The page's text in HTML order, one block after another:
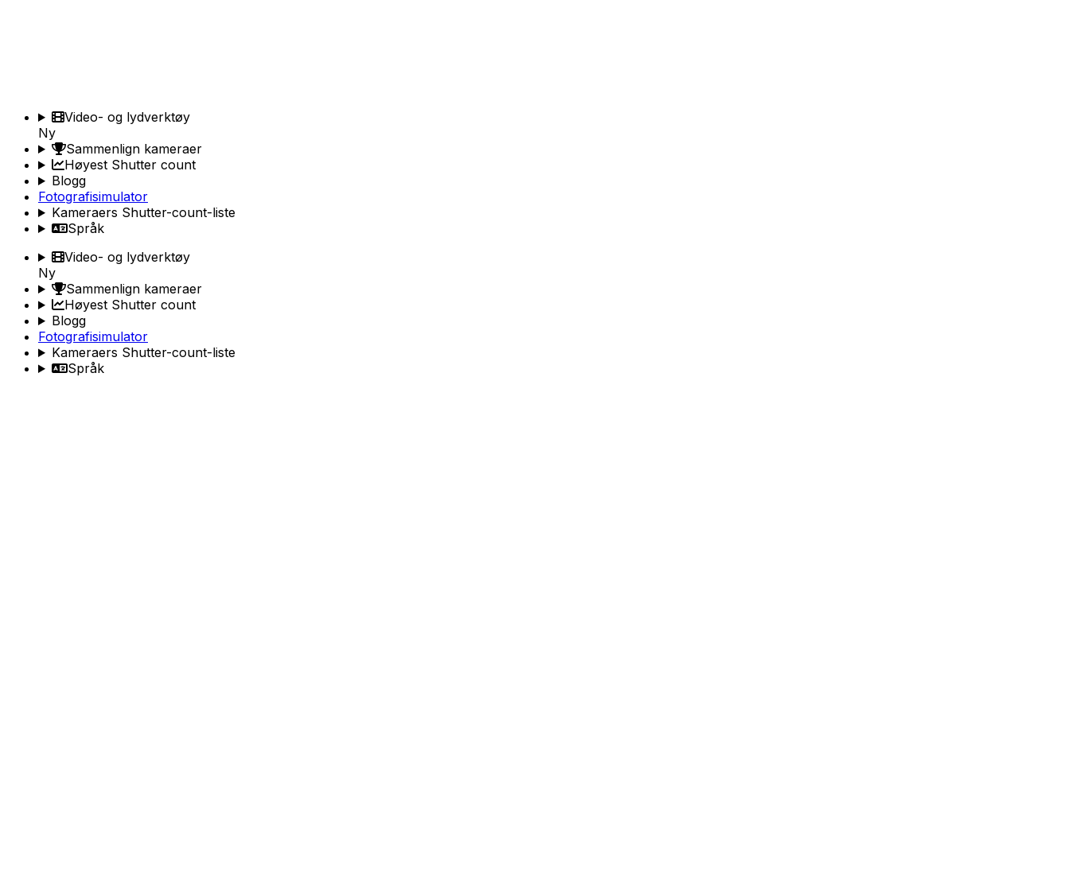
Video- og lydverktøy
Ny
Sammenlign kameraer
Høyest Shutter count
Blogg
Fotografisimulator
Kameraers Shutter-count-liste
Språk
Video- og lydverktøy
Ny
Sammenlign kameraer
Høyest Shutter count
Blogg
Fotografisimulator
Kameraers Shutter-count-liste
Språk